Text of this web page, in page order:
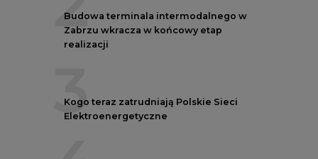
Budowa terminala intermodalnego w
Zabrzu wkracza w końcowy etap
realizacji
3
Kogo teraz zatrudniają Polskie Sieci
Elektroenergetyczne